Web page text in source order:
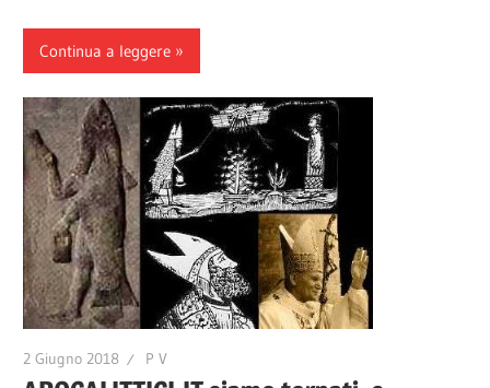
Continua a leggere
2 Giugno 2018 P V